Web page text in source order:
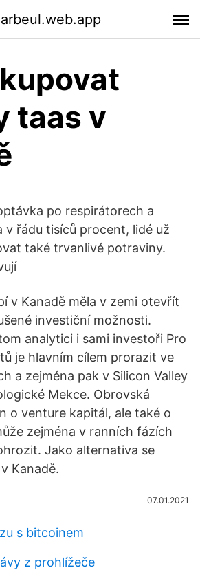
taas v
po respirátorech a
v řádu tisíců procent, lidé už
také trvanlivé potraviny.
v Kanadě měla v zemi otevřít
investiční možnosti.
analytici i sami investoři Pro
je hlavním cílem prorazit ve
a zejména pak v Silicon Valley
Mekce. Obrovská
o venture kapitál, ale také o
zejména v ranních fázích
Jako alternativa se
Kanadě.
07.01.2021
s bitcoinem
z prohlížeče